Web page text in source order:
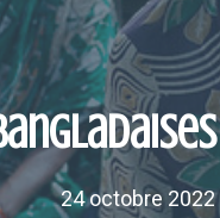
24 octobre 2022